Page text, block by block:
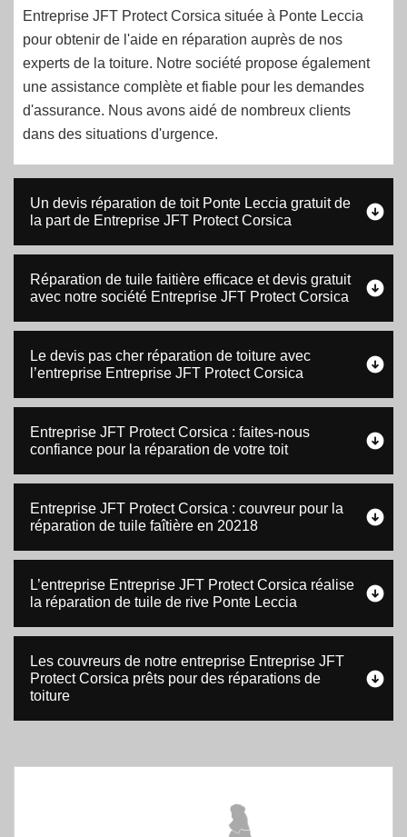
Entreprise JFT Protect Corsica située à Ponte Leccia
pour obtenir de l'aide en réparation auprès de nos
experts de la toiture. Notre société propose également
une assistance complète et fiable pour les demandes
d'assurance. Nous avons aidé de nombreux clients
dans des situations d'urgence.
Un devis réparation de toit Ponte Leccia gratuit de
la part de Entreprise JFT Protect Corsica
Réparation de tuile faitière efficace et devis gratuit
avec notre société Entreprise JFT Protect Corsica
Le devis pas cher réparation de toiture avec
l’entreprise Entreprise JFT Protect Corsica
Entreprise JFT Protect Corsica : faites-nous
confiance pour la réparation de votre toit
Entreprise JFT Protect Corsica : couvreur pour la
réparation de tuile faîtière en 20218
L’entreprise Entreprise JFT Protect Corsica réalise
la réparation de tuile de rive Ponte Leccia
Les couvreurs de notre entreprise Entreprise JFT
Protect Corsica prêts pour des réparations de
toiture